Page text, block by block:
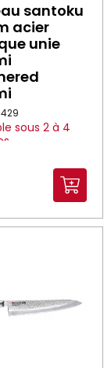
santoku
acier
unie
sous 2 à 4